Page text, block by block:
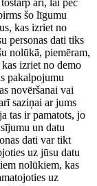
arī, lai pēc
šo līgumu
kas izriet no
personas dati tiks
nolūkā, piemēram,
izriet no demo
pakalpojumu
novēršanai vai
saziņai ar jums
tas ir pamatots, jo
un datu
dati var tikt
uz jūsu datu
nolūkiem, kas
uz